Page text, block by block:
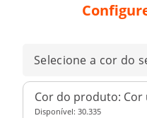
Selecione a cor do
Cor do produto: Cor
Disponível: 30.335